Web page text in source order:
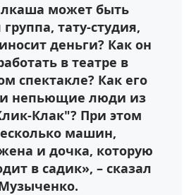
может быть
тату-студия,
деньги? Как он
в театре в
спектакле? Как его
непьющие люди из
Клак"? При этом
машин,
и дочка, которую
в садик», – сказал